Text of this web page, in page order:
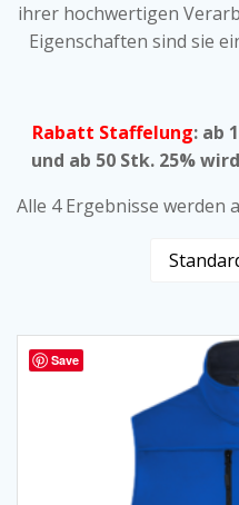
ihrer hochwertigen
Eigenschaften sind sie
Rabatt Staffelung: ab
und ab 50 Stk. 25%
Alle 4 Ergebnisse werden
Save